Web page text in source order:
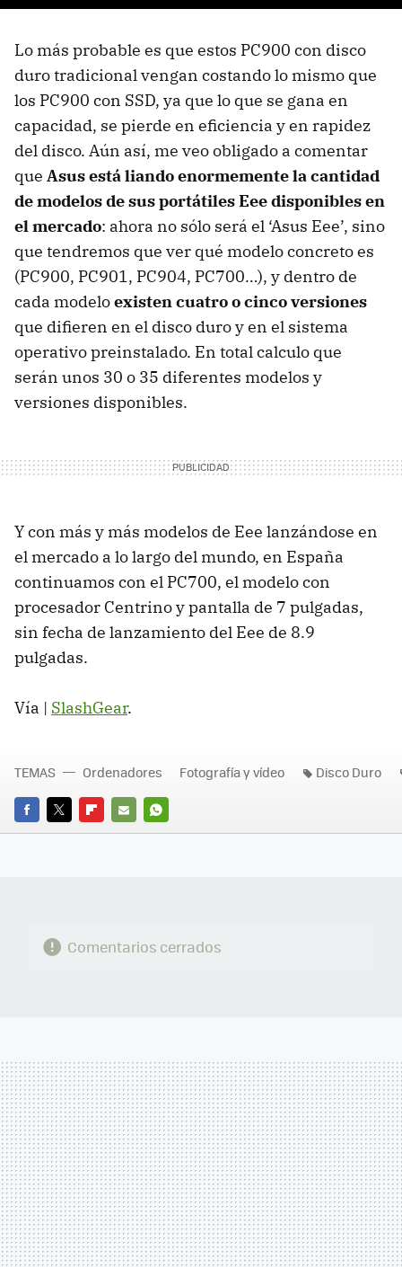
Lo más probable es que estos PC900 con disco
duro tradicional vengan costando lo mismo que
los PC900 con SSD, ya que lo que se gana en
capacidad, se pierde en eficiencia y en rapidez
del disco. Aún así, me veo obligado a comentar
que Asus está liando enormemente la cantidad
de modelos de sus portátiles Eee disponibles en
el mercado: ahora no sólo será el ‘Asus Eee’, sino
que tendremos que ver qué modelo concreto es
(PC900, PC901, PC904, PC700…), y dentro de
cada modeloexisten cuatro o cinco versiones
que difieren en el disco duro y en el sistema
operativo preinstalado. En total calculo que
serán unos 30 o 35 diferentes modelos y
versiones disponibles.
Y con más y más modelos de Eee lanzándose en
el mercado a lo largo del mundo, en España
continuamos con el PC700, el modelo con
procesador Centrino y pantalla de 7 pulgadas,
sin fecha de lanzamiento del Eee de 8.9
pulgadas.
Vía | SlashGear.
FACEBOOK
TWITTERFLIPBOARD
E-
WHATSAPP
TEMAS Ordenadores Fotografía y vídeo Disco Duro
Comentarios cerrados